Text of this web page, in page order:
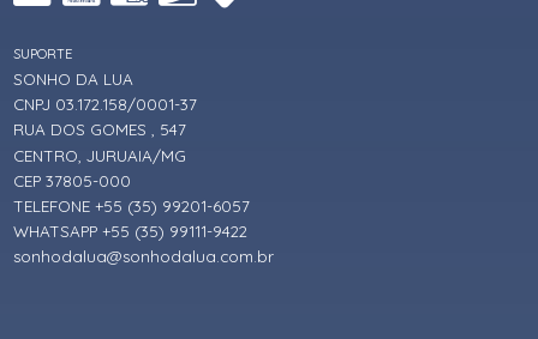
SUPORTE
SONHO DA LUA
CNPJ 03.172.158/0001-37
RUA DOS GOMES , 547
CENTRO, JURUAIA/MG
CEP 37805-000
TELEFONE +55 (35) 99201-6057
WHATSAPP +55 (35) 99111-9422
sonhodalua@sonhodalua.com.br